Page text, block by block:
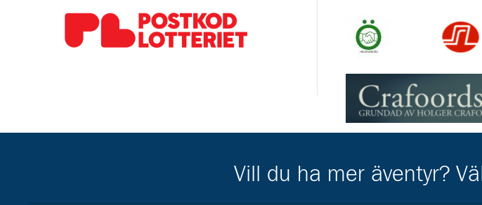
Gå till pl_50 Gå till https:// Gå till
Gå till https://
Vill du ha mer äventyr?